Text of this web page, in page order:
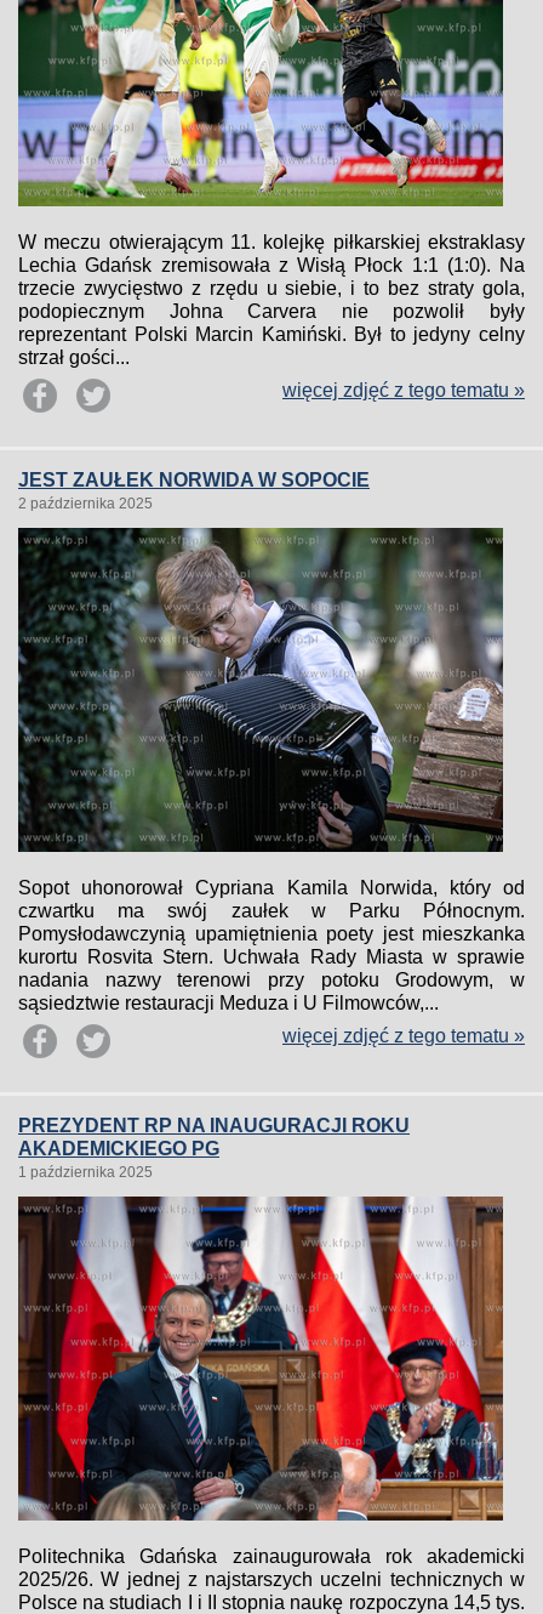
W meczu otwierającym 11. kolejkę piłkarskiej ekstraklasy
Lechia Gdańsk zremisowała z Wisłą Płock 1:1 (1:0). Na
trzecie zwycięstwo z rzędu u siebie, i to bez straty gola,
podopiecznym Johna Carvera nie pozwolił były
reprezentant Polski Marcin Kamiński. Był to jedyny celny
strzał gości...
więcej zdjęć z tego tematu »
JEST ZAUŁEK NORWIDA W SOPOCIE
2 października 2025
Sopot uhonorował Cypriana Kamila Norwida, który od
czwartku ma swój zaułek w Parku Północnym.
Pomysłodawczynią upamiętnienia poety jest mieszkanka
kurortu Rosvita Stern. Uchwała Rady Miasta w sprawie
nadania nazwy terenowi przy potoku Grodowym, w
sąsiedztwie restauracji Meduza i U Filmowców,...
więcej zdjęć z tego tematu »
PREZYDENT RP NA INAUGURACJI ROKU
AKADEMICKIEGO PG
1 października 2025
Politechnika Gdańska zainaugurowała rok akademicki
2025/26. W jednej z najstarszych uczelni technicznych w
Polsce na studiach I i II stopnia naukę rozpoczyna 14,5 tys.